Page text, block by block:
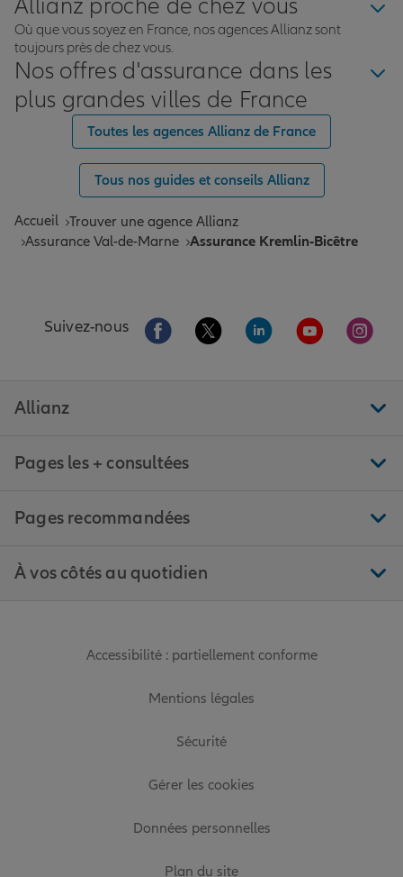
Allianz proche de chez vous
Où que vous soyez en France, nos agences Allianz sont
toujours près de chez vous.
Nos offres d'assurance dans les
plus grandes villes de France
Toutes les agences Allianz de France
Tous nos guides et conseils Allianz
Accueil Trouver une agence Allianz
Assurance Val-de-Marne Assurance Kremlin-Bicêtre
Suivez-nous Aller sur la page Facebook de Allianz
Aller sur la page Twitter de
Aller sur la page
Aller sur la
Aller
Allianz
Pages les + consultées
Pages recommandées
À vos côtés au quotidien
Accessibilité : partiellement conforme
Mentions légales
Sécurité
Gérer les cookies
Données personnelles
Plan du site